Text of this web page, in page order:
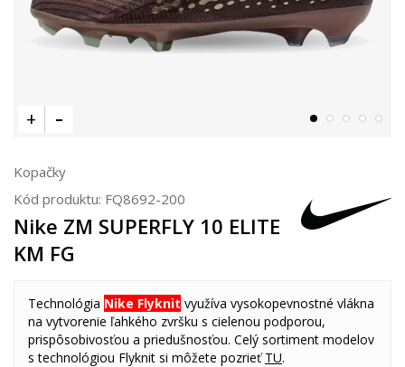
Kopačky
Kód produktu: FQ8692-200
Nike ZM SUPERFLY 10 ELITE
KM FG
Technológia Nike Flyknit využíva vysokopevnostné vlákna
na vytvorenie ľahkého zvršku s cielenou podporou,
prispôsobivosťou a priedušnosťou. Celý sortiment modelov
s technológiou Flyknit si môžete pozrieťTU.